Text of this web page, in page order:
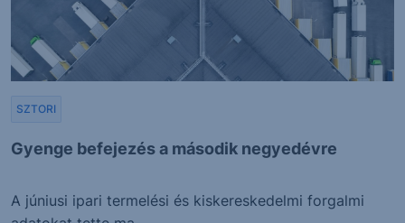
Gyenge befejezés a második negyedévre
SZTORI
A júniusi ipari termelési és kiskereskedelmi forgalmi